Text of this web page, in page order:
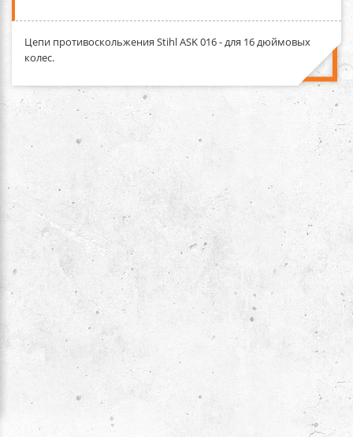
Цепи противоскольжения Stihl ASK 016- для 16 дюймовых
колес.